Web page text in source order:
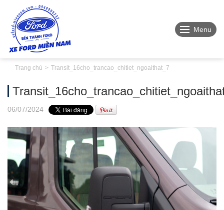
Menu
Trang chủ Transit_16cho_trancao_chitiet_ngoaithat_7
06/07/2024